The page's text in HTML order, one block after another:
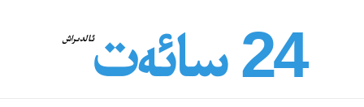
24 سائەت ئالدىراش